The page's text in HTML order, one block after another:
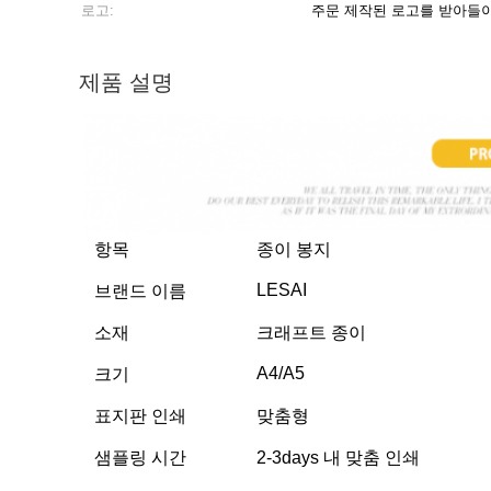
로고: 주문 제작된 로고를 받아들
제품 설명
항목 종이 봉지
브랜드 이름 LESAI
소재 크래프트 종이
크기 A4/A5
표지판 인쇄 맞춤형
샘플링 시간 2-3days 내 맞춤 인쇄